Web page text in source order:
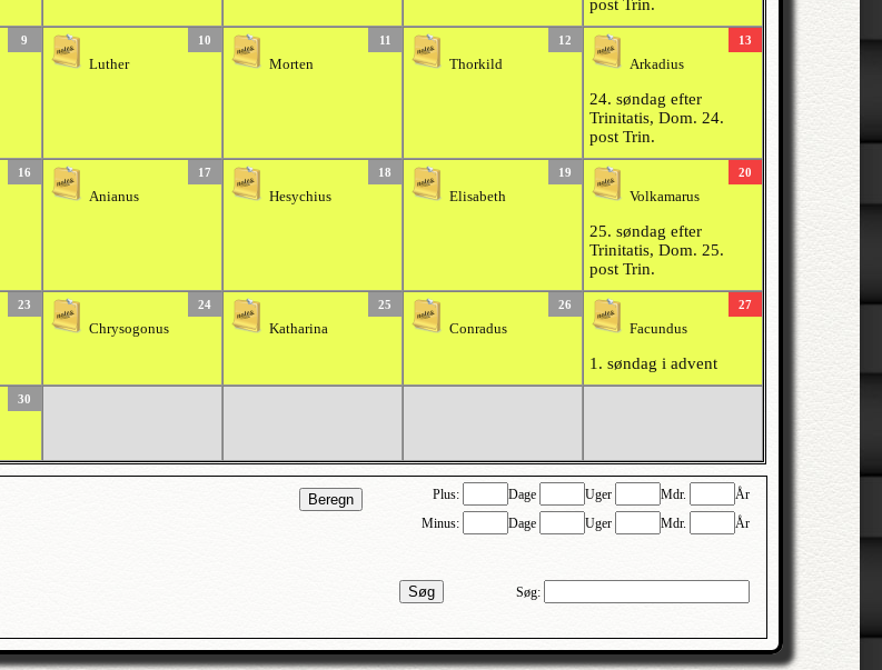
post Trin.
9 10
Luther
11
Morten
12
Thorkild
13
Arkadius
24. søndag efter
Trinitatis, Dom. 24.
post Trin.
16 17
Anianus
18
Hesychius
19
Elisabeth
20
Volkamarus
25. søndag efter
Trinitatis, Dom. 25.
post Trin.
23 24
Chrysogonus
25
Katharina
26
Conradus
27
Facundus
1. søndag i advent
30
Beregn Plus: Dage Uger Mdr.
År
Minus:
Dage Uger Mdr. År
Søg Søg: